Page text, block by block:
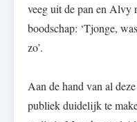
veeg uit de pan en Alvy
boodschap: ‘Tjonge,
zo’.
Aan de hand van al
publiek duidelijk te